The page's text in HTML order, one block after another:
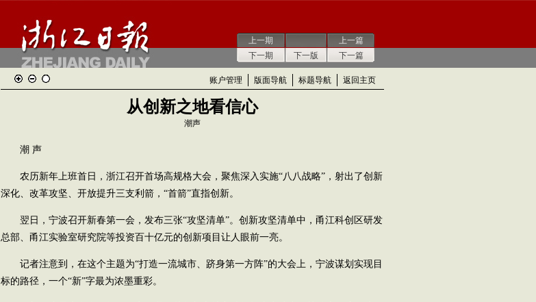
上一期
下一期
下一版
上一篇
下一篇
账户管理 版面导航 标题导航 返回主页
从创新之地看信心
潮声
潮 声
农历新年上班首日，浙江召开首场高规格大会，聚焦深入实施“八八战略”，射出了创新
深化、改革攻坚、开放提升三支利箭，“首箭”直指创新。
翌日，宁波召开新春第一会，发布三张“攻坚清单”。创新攻坚清单中，甬江科创区研发
总部、甬江实验室研究院等投资百十亿元的创新项目让人眼前一亮。
记者注意到，在这个主题为“打造一流城市、跻身第一方阵”的大会上，宁波谋划实现目
标的路径，一个“新”字最为浓墨重彩。